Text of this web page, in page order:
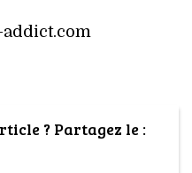
? Partagez le :